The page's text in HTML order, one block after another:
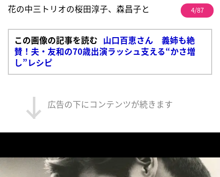
花の中三トリオの桜田淳子、森昌子と 4/87
この画像の記事を読む 山口百恵さん 義姉も絶
賛！夫・友和の70歳出演ラッシュ支える“かさ増
し”レシピ
広告の下にコンテンツが続きます